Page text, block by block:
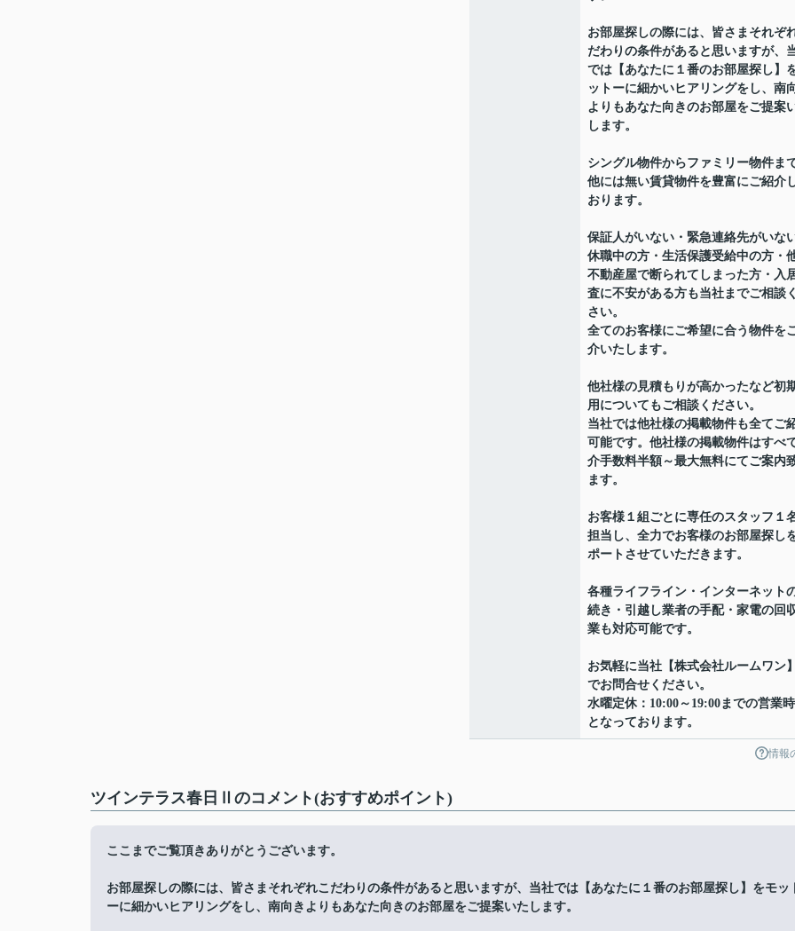
お部屋探しの際には、皆さまそれぞ
だわりの条件があると思いますが、
では【あなたに１番のお部屋探し】
ットーに細かいヒアリングをし、南
よりもあなた向きのお部屋をご提案
します。
シングル物件からファミリー物件まで
他には無い賃貸物件を豊富にご紹介
おります。
保証人がいない・緊急連絡先がいな
休職中の方・生活保護受給中の方・
不動産屋で断られてしまった方・入
査に不安がある方も当社までご相談
さい。
全てのお客様にご希望に合う物件を
介いたします。
他社様の見積もりが高かったなど初
用についてもご相談ください。
当社では他社様の掲載物件も全てご
可能です。他社様の掲載物件はすべ
介手数料半額～最大無料にてご案内
ます。
お客様１組ごとに専任のスタッフ１
担当し、全力でお客様のお部屋探し
ポートさせていただきます。
各種ライフライン・インターネット
続き・引越し業者の手配・家電の回
業も対応可能です。
お気軽に当社【株式会社ルームワン
でお問合せください。
水曜定休：10:00～19:00までの営業
となっております。
情報
ツインテラス春日Ⅱのコメント(おすすめポイント)
ここまでご覧頂きありがとうございます。
お部屋探しの際には、皆さまそれぞれこだわりの条件があると思いますが、当社では【あなたに１番のお部屋探し】をモッ
ーに細かいヒアリングをし、南向きよりもあなた向きのお部屋をご提案いたします。